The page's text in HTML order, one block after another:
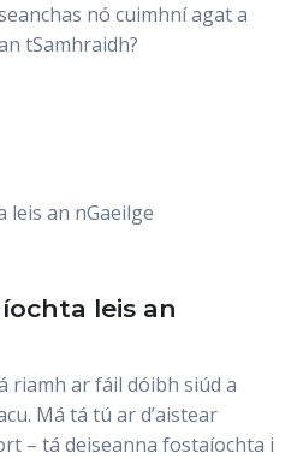
nó cuimhní agat a
tSamhraidh?
leis an
riamh ar fáil dóibh siúd a
Má tá tú ar d’aistear
– tá deiseanna fostaíochta i